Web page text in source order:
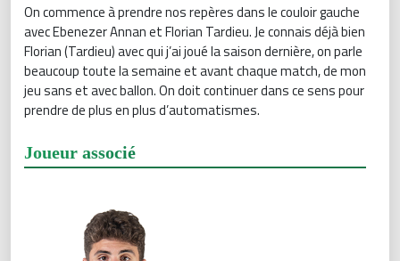
On commence à prendre nos repères dans le couloir gauche
avec Ebenezer Annan et Florian Tardieu. Je connais déjà bien
Florian (Tardieu) avec qui j’ai joué la saison dernière, on parle
beaucoup toute la semaine et avant chaque match, de mon
jeu sans et avec ballon. On doit continuer dans ce sens pour
prendre de plus en plus d’automatismes.
Joueur associé